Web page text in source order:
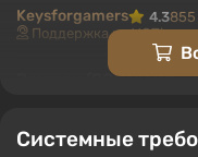
Keysforgamers 4.3855
Поддержка на VGTimes
Journey (PC) [RU/
-15% по промокоду
Системные